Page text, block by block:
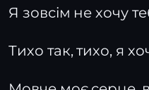
Я зовсім не хочу
Тихо так, тихо, я